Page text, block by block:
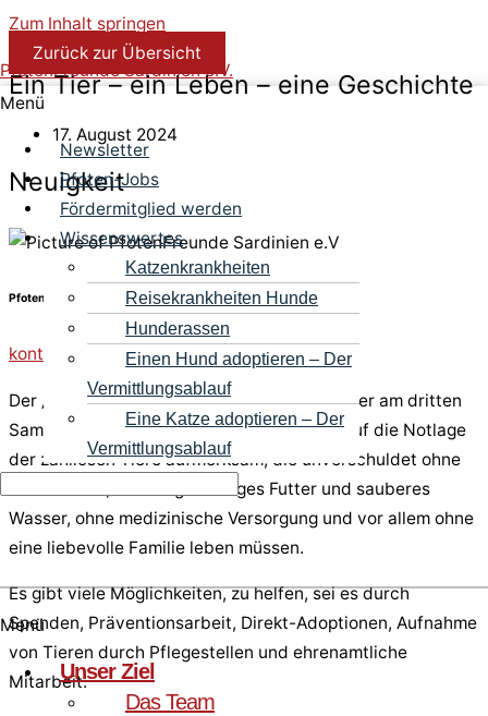
Zum Inhalt springen
PfotenFreunde Sardinien e.V.
Menü
Newsletter
Pfoten-Jobs
Fördermitglied werden
Wissenswertes
Katzenkrankheiten
Reisekrankheiten Hunde
Hunderassen
Einen Hund adoptieren – Der
Vermittlungsablauf
Eine Katze adoptieren – Der
Vermittlungsablauf
Menü
Unser Ziel
Das Team
Zurück zur Übersicht
Ein Tier – ein Leben – eine Geschichte
17. August 2024
Neuigkeit
PfotenFreunde Sardinien e.V
kontakt@pfotenfreunde-sardinien.de
Der „ Tag der obdachlosen Tiere“ steht immer am dritten
Samstag im August im Kalender. Er macht auf die Notlage
der zahllosen Tiere aufmerksam, die unverschuldet ohne
ein Zuhause, ohne regelmäßiges Futter und sauberes
Wasser, ohne medizinische Versorgung und vor allem ohne
eine liebevolle Familie leben müssen.
Es gibt viele Möglichkeiten, zu helfen, sei es durch
Spenden, Präventionsarbeit, Direkt-Adoptionen, Aufnahme
von Tieren durch Pflegestellen und ehrenamtliche
Mitarbeit.